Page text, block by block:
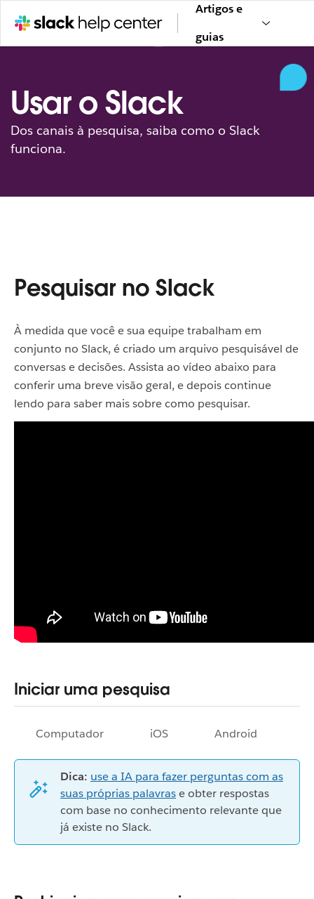
Artigos e
guias
Usar o Slack
Dos canais à pesquisa, saiba como o Slack
funciona.
Pesquisar no Slack
À medida que você e sua equipe trabalham em
conjunto no Slack, é criado um arquivo pesquisável de
conversas e decisões. Assista ao vídeo abaixo para
conferir uma breve visão geral, e depois continue
lendo para saber mais sobre como pesquisar.
Iniciar uma pesquisa
Computador iOS Android
Dica: use a IA para fazer perguntas com as
suas próprias palavrase obter respostas
com base no conhecimento relevante que
já existe no Slack.